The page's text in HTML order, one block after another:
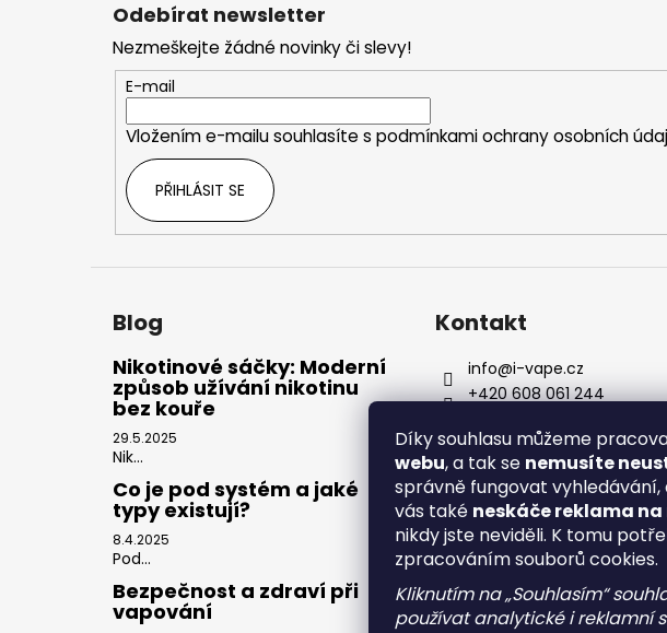
Díky souhlasu můžeme
webu, a tak se nemusíte
správně fungovat
vás také neskáče reklama
nikdy jste neviděli. K tomu
zpracováním souborů cookies.
Kliknutím na „Souhlasím“
používat analytické i reklamní
Odebírat newsletter
Nezmeškejte žádné novinky či slevy!
E-mail
Vložením e-mailu souhlasíte s podmínkami ochrany osobních
PŘIHLÁSIT SE
Blog
Nikotinové sáčky: Moderní
způsob užívání nikotinu
bez kouře
29.5.2025
Nik...
Co je pod systém a jaké
typy existují?
8.4.2025
Pod...
Bezpečnost a zdraví při
vapování
Kontakt
info@i-vape.cz
+420 608 061 244